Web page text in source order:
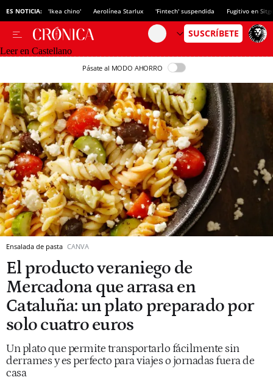
ES NOTICIA: 'Ikea chino' Aerolínea Starlux 'Fintech' suspendida Fugitivo en
Leer en Castellano
Pásate al MODO AHORRO
Ensalada de pasta CANVA
El producto veraniego de
Mercadona que arrasa en
Cataluña: un plato preparado por
solo cuatro euros
Un plato que permite transportarlo fácilmente sin
derrames y es perfecto para viajes o jornadas fuera de
casa